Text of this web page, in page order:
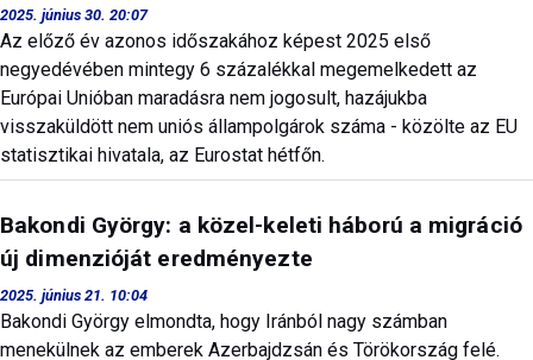
2025. június 30. 20:07
Az előző év azonos időszakához képest 2025 első
negyedévében mintegy 6 százalékkal megemelkedett az
Európai Unióban maradásra nem jogosult, hazájukba
visszaküldött nem uniós állampolgárok száma - közölte az EU
statisztikai hivatala, az Eurostat hétfőn.
Bakondi György: a közel-keleti háború a migráció
új dimenzióját eredményezte
2025. június 21. 10:04
Bakondi György elmondta, hogy Iránból nagy számban
menekülnek az emberek Azerbajdzsán és Törökország felé.